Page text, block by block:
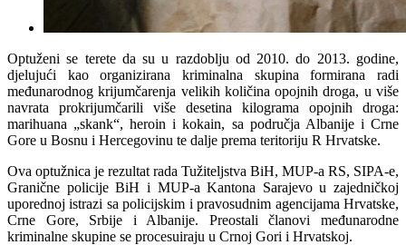
Optuženi se terete da su u razdoblju od 2010. do 2013. godine,
djelujući kao organizirana kriminalna skupina formirana radi
međunarodnog krijumčarenja velikih količina opojnih droga, u više
navrata prokrijumčarili više desetina kilograma opojnih droga:
marihuana „skank“, heroin i kokain, sa područja Albanije i Crne
Gore u Bosnu i Hercegovinu te dalje prema teritoriju R Hrvatske.
Ova optužnica je rezultat rada Tužiteljstva BiH, MUP-a RS, SIPA-e,
Granične policije BiH i MUP-a Kantona Sarajevo u zajedničkoj
uporednoj istrazi sa policijskim i pravosudnim agencijama Hrvatske,
Crne Gore, Srbije i Albanije. Preostali članovi međunarodne
kriminalne skupine se procesuiraju u Crnoj Gori i Hrvatskoj.